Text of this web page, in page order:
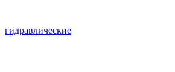
гидравлические